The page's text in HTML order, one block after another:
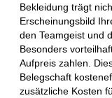
Bekleidung trägt
Erscheinungsbild
den Teamgeist und
Besonders
Aufpreis zahlen.
Belegschaft
zusätzliche Kosten